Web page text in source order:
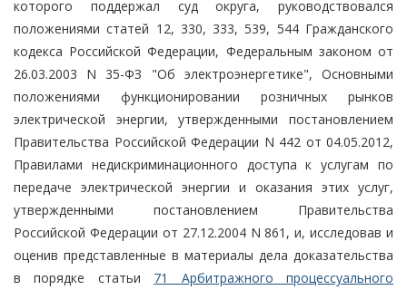
которого поддержал суд округа, руководствовался
положениями статей 12, 330, 333, 539, 544 Гражданского
кодекса Российской Федерации, Федеральным законом от
26.03.2003 N 35-ФЗ "Об электроэнергетике", Основными
положениями функционировании розничных рынков
электрической энергии, утвержденными постановлением
Правительства Российской Федерации N 442 от 04.05.2012,
Правилами недискриминационного доступа к услугам по
передаче электрической энергии и оказания этих услуг,
утвержденными постановлением Правительства
Российской Федерации от 27.12.2004 N 861, и, исследовав и
оценив представленные в материалы дела доказательства
в порядке статьи 71 Арбитражного процессуального